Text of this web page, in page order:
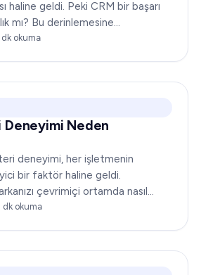
haline geldi. Peki CRM bir başarı
mı? Bu derinlemesine
bir bakış açısı sunmak için
dk okuma
Neden
deneyimi, her işletmenin
bir faktör haline geldi.
çevrimiçi ortamda nasıl
nasıl etkileşime geçtiği,
dk okuma